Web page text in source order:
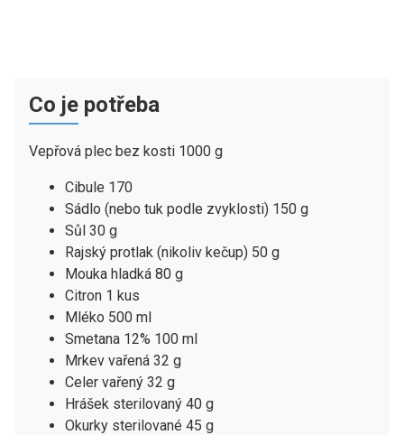
Co je potřeba
Vepřová plec bez kosti 1000 g
Cibule 170
Sádlo (nebo tuk podle zvyklosti) 150 g
Sůl 30 g
Rajský protlak (nikoliv kečup) 50 g
Mouka hladká 80 g
Citron 1 kus
Mléko 500 ml
Smetana 12% 100 ml
Mrkev vařená 32 g
Celer vařený 32 g
Hrášek sterilovaný 40 g
Okurky sterilované 45 g